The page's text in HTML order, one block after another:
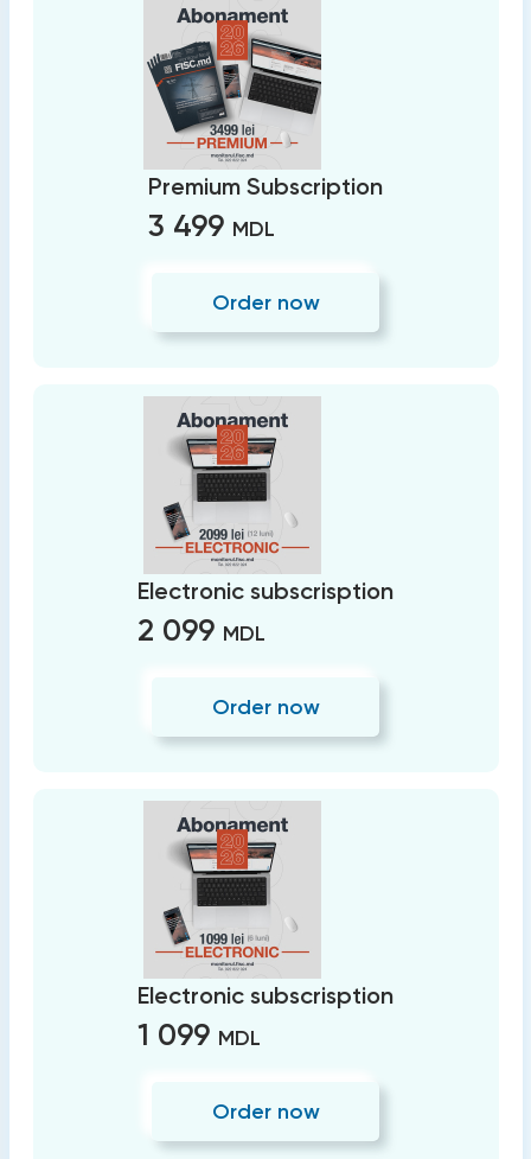
Premium Subscription
3 499 MDL
Order now
Electronic subscrisption
2 099 MDL
Order now
Electronic subscrisption
1 099 MDL
Order now